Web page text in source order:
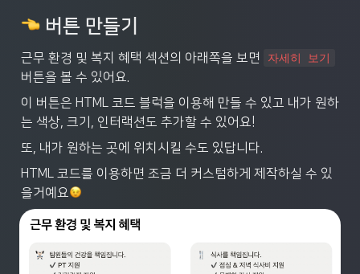
버튼 만들기
근무 환경 및 복지 혜택 섹션의 아래쪽을 보면 자세히 보기
버튼을 볼 수 있어요.
이 버튼은 HTML 코드 블럭을 이용해 만들 수 있고 내가 원하
는 색상, 크기, 인터랙션도 추가할 수 있어요!
또, 내가 원하는 곳에 위치시킬 수도 있답니다.
HTML 코드를 이용하면 조금 더 커스텀하게 제작하실 수 있
을거예요